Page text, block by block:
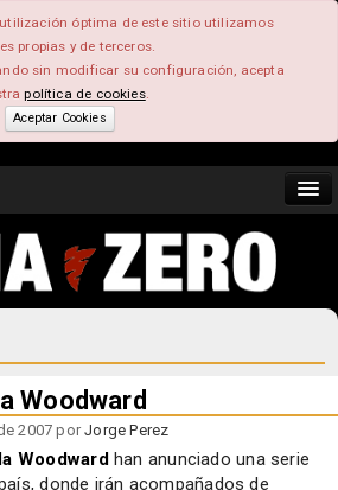
óptima de este sitio utilizamos
propias y de terceros.
sin modificar su configuración, acepta
política de cookies.
Aceptar Cookies
Woodward
2007 porJorge Perez
Woodwardhan anunciado una serie
donde irán acompañados de